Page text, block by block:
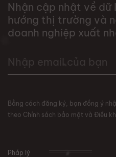
Nhận cập nhật về dữ
hướng thị trường và
doanh nghiệp xuất
Bằng cách đăng ký, bạn đồng ý
theo Chính sách bảo mật và Điều
Pháp lý